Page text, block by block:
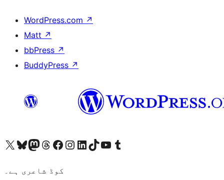
WordPress.com ↗
Matt ↗
bbPress ↗
BuddyPress ↗
Visit our X (formerly Twitter) account
ہمارے بلیواسکائی اکاؤنٹ پر جائیں
Visit our Mastodon account
ہمارے ٹھریڈز اکاؤنٹ پر جائیں
Visit our Facebook page
Visit our Instagram account
Visit our LinkedIn account
ہمارے ٹک ٹاک اکاؤنٹ پر جائیں
Visit our YouTube channel
ہمارے ٹمبلر اکاؤنٹ پر جائیں
کوڈ شاعری ہے۔